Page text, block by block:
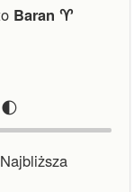
Baran ♈︎
🌓